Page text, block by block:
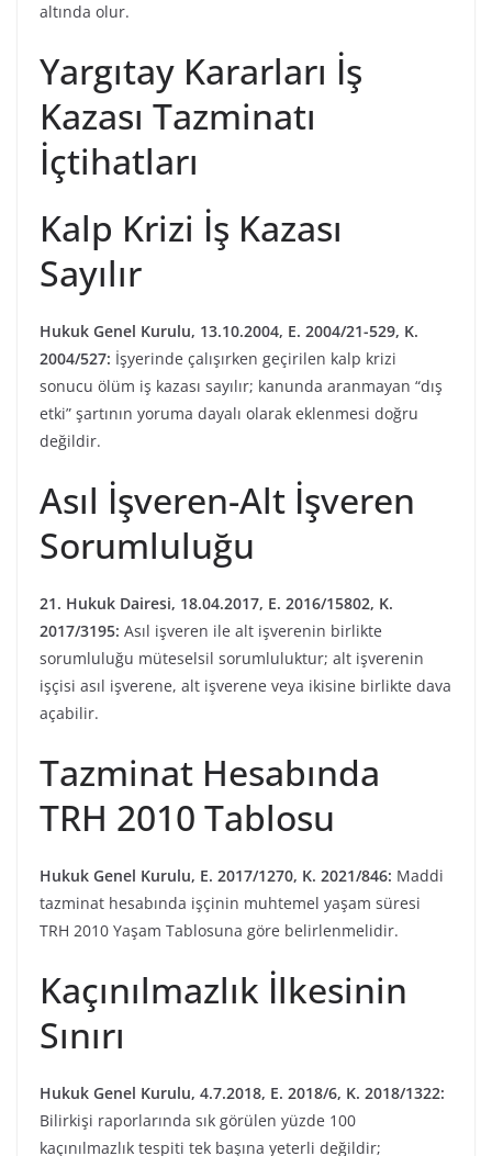
altında olur.
Yargıtay Kararları İş
Kazası Tazminatı
İçtihatları
Kalp Krizi İş Kazası
Sayılır
Hukuk Genel Kurulu, 13.10.2004, E. 2004/21-529, K.
2004/527: İşyerinde çalışırken geçirilen kalp krizi
sonucu ölüm iş kazası sayılır; kanunda aranmayan “dış
etki” şartının yoruma dayalı olarak eklenmesi doğru
değildir.
Asıl İşveren-Alt İşveren
Sorumluluğu
21. Hukuk Dairesi, 18.04.2017, E. 2016/15802, K.
2017/3195: Asıl işveren ile alt işverenin birlikte
sorumluluğu müteselsil sorumluluktur; alt işverenin
işçisi asıl işverene, alt işverene veya ikisine birlikte dava
açabilir.
Tazminat Hesabında
TRH 2010 Tablosu
Hukuk Genel Kurulu, E. 2017/1270, K. 2021/846: Maddi
tazminat hesabında işçinin muhtemel yaşam süresi
TRH 2010 Yaşam Tablosuna göre belirlenmelidir.
Kaçınılmazlık İlkesinin
Sınırı
Hukuk Genel Kurulu, 4.7.2018, E. 2018/6, K. 2018/1322:
Bilirkişi raporlarında sık görülen yüzde 100
kaçınılmazlık tespiti tek başına yeterli değildir;